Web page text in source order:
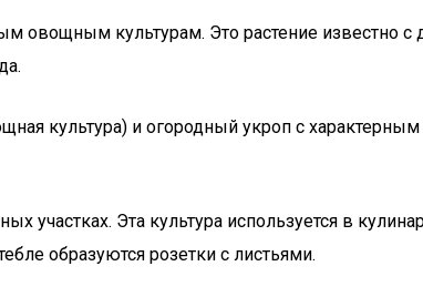
овощным культурам. Это растение известно с
культура) и огородный укроп с
Эта культура используется в
образуются розетки с листьями.